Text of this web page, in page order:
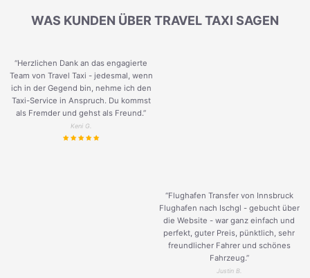
WAS KUNDEN ÜBER TRAVEL TAXI SAGEN
“Herzlichen Dank an das engagierte
Team von Travel Taxi - jedesmal, wenn
ich in der Gegend bin, nehme ich den
Taxi-Service in Anspruch. Du kommst
als Fremder und gehst als Freund.”
Keni G.
“Flughafen Transfer von Innsbruck
Flughafen nach Ischgl - gebucht über
die Website - war ganz einfach und
perfekt, guter Preis, pünktlich, sehr
freundlicher Fahrer und schönes
Fahrzeug.”
Justin B.